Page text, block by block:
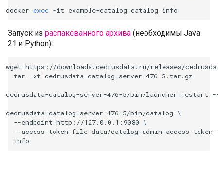
docker exec -it example-catalog catalog
Запуск из распакованного архива (необходимы Java
21 и Python):
wget https://downloads.cedrusdata.ru/releases/
tar -xf cedrusdata-catalog-server-476-5.tar.gz
cedrusdata-catalog-server-476-5/bin/launcher restart
cedrusdata-catalog-server-476-5/bin/catalog \
--endpoint http://127.0.0.1:9080 \
--access-token-file data/catalog-admin-access-token